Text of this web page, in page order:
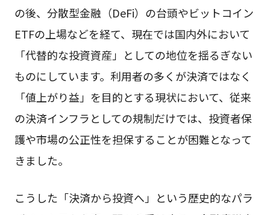
の後、分散型金融（DeFi）の台頭やビットコイン
ETFの上場などを経て、現在では国内外において
「代替的な投資資産」としての地位を揺るぎない
ものにしています。利用者の多くが決済ではなく
「値上がり益」を目的とする現状において、従来
の決済インフラとしての規制だけでは、投資者保
護や市場の公正性を担保することが困難となって
きました。
こうした「決済から投資へ」という歴史的なパラ